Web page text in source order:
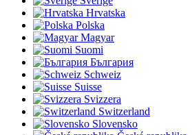
Hrvatska
Polska
Magyar
Suomi
България
Schweiz
Suisse
Svizzera
Switzerland
Slovensko